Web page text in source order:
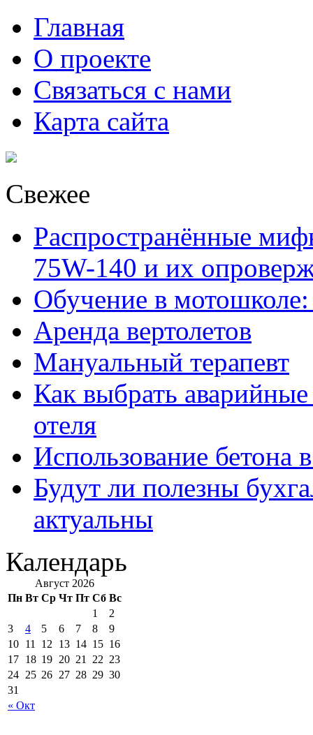
Главная
О проекте
Связаться с нами
Карта сайта
Свежее
Распространённые
75W-140 и их
Обучение в
Аренда вертолетов
Мануальный терапевт
Как выбрать
отеля
Использование бетона
Будут ли полезны
актуальны
Календарь
Август 2026
Пн Вт Ср Чт Пт Сб Вс
« Окт
1
2
3
4 5 6 7 8
9
10 11 12 13 14 15 16
17 18 19 20 21 22 23
24 25 26 27 28 29 30
31